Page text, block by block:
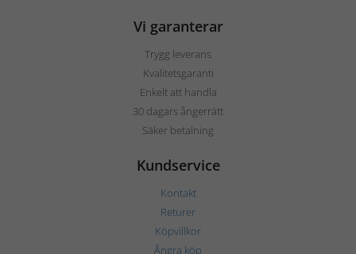
Vi garanterar
Trygg leverans
Kvalitetsgaranti
Enkelt att handla
30 dagars ångerrätt
Säker betalning
Kundservice
Kontakt
Returer
Köpvillkor
Ångra köp